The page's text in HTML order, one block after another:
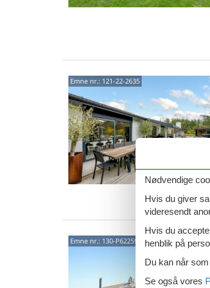
Emne nr.: 121-22-2635
Emne nr.: 130-P62259
Nødvendige
Hvis du giver
videresendt
Hvis du
henblik på
Du kan når
Se også vores